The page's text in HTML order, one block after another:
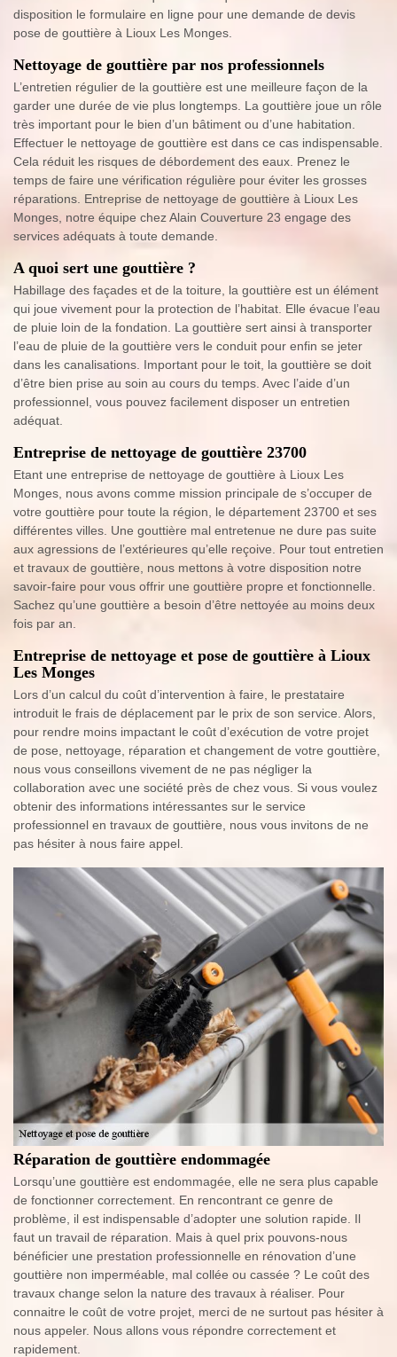
disposition le formulaire en ligne pour une demande de devis
pose de gouttière à Lioux Les Monges.
Nettoyage de gouttière par nos professionnels
L’entretien régulier de la gouttière est une meilleure façon de la
garder une durée de vie plus longtemps. La gouttière joue un rôle
très important pour le bien d’un bâtiment ou d’une habitation.
Effectuer le nettoyage de gouttière est dans ce cas indispensable.
Cela réduit les risques de débordement des eaux. Prenez le
temps de faire une vérification régulière pour éviter les grosses
réparations. Entreprise de nettoyage de gouttière à Lioux Les
Monges, notre équipe chez Alain Couverture 23 engage des
services adéquats à toute demande.
A quoi sert une gouttière ?
Habillage des façades et de la toiture, la gouttière est un élément
qui joue vivement pour la protection de l’habitat. Elle évacue l’eau
de pluie loin de la fondation. La gouttière sert ainsi à transporter
l’eau de pluie de la gouttière vers le conduit pour enfin se jeter
dans les canalisations. Important pour le toit, la gouttière se doit
d’être bien prise au soin au cours du temps. Avec l’aide d’un
professionnel, vous pouvez facilement disposer un entretien
adéquat.
Entreprise de nettoyage de gouttière 23700
Etant une entreprise de nettoyage de gouttière à Lioux Les
Monges, nous avons comme mission principale de s’occuper de
votre gouttière pour toute la région, le département 23700 et ses
différentes villes. Une gouttière mal entretenue ne dure pas suite
aux agressions de l’extérieures qu’elle reçoive. Pour tout entretien
et travaux de gouttière, nous mettons à votre disposition notre
savoir-faire pour vous offrir une gouttière propre et fonctionnelle.
Sachez qu’une gouttière a besoin d’être nettoyée au moins deux
fois par an.
Entreprise de nettoyage et pose de gouttière à Lioux
Les Monges
Lors d’un calcul du coût d’intervention à faire, le prestataire
introduit le frais de déplacement par le prix de son service. Alors,
pour rendre moins impactant le coût d’exécution de votre projet
de pose, nettoyage, réparation et changement de votre gouttière,
nous vous conseillons vivement de ne pas négliger la
collaboration avec une société près de chez vous. Si vous voulez
obtenir des informations intéressantes sur le service
professionnel en travaux de gouttière, nous vous invitons de ne
pas hésiter à nous faire appel.
Réparation de gouttière endommagée
Lorsqu’une gouttière est endommagée, elle ne sera plus capable
de fonctionner correctement. En rencontrant ce genre de
problème, il est indispensable d’adopter une solution rapide. Il
faut un travail de réparation. Mais à quel prix pouvons-nous
bénéficier une prestation professionnelle en rénovation d’une
gouttière non imperméable, mal collée ou cassée ? Le coût des
travaux change selon la nature des travaux à réaliser. Pour
connaitre le coût de votre projet, merci de ne surtout pas hésiter à
nous appeler. Nous allons vous répondre correctement et
rapidement.